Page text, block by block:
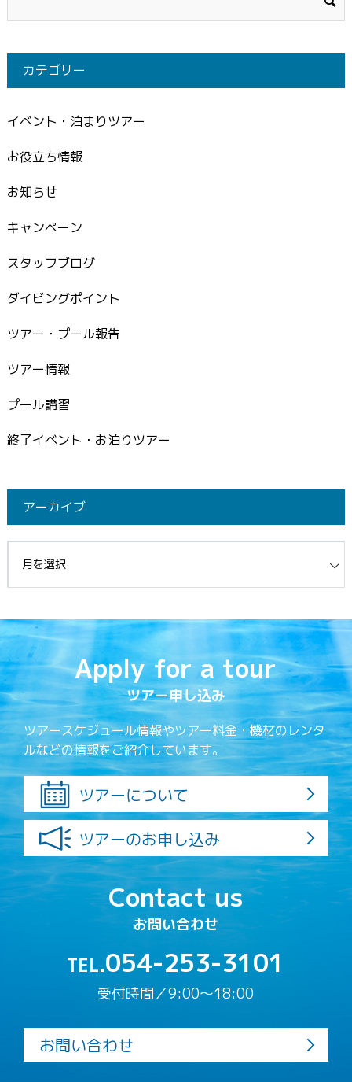
カテゴリー
イベント・泊まりツアー
お役立ち情報
お知らせ
キャンペーン
スタッフブログ
ダイビングポイント
ツアー・プール報告
ツアー情報
プール講習
終了イベント・お泊りツアー
アーカイブ
Apply for a tour
ツアー申し込み
ツアースケジュール情報やツアー料金・機材のレンタ
ルなどの情報をご紹介しています。
ツアーについて
ツアーのお申し込み
Contact us
お問い合わせ
TEL.054-253-3101
受付時間／9:00〜18:00
お問い合わせ